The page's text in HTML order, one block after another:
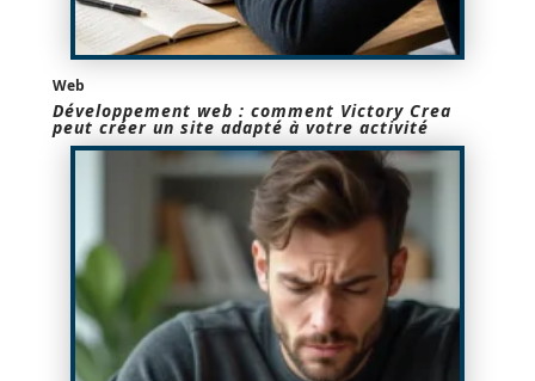
Web
Développement web : comment Victory Crea
peut créer un site adapté à votre activité